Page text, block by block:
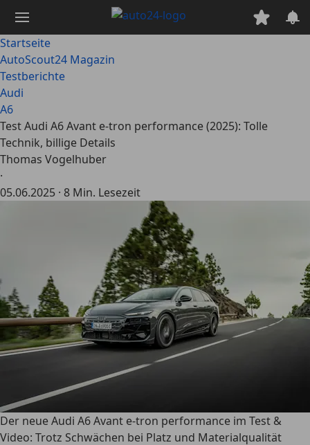
Hauptinhalt
springen
Startseite
AutoScout24 Magazin
Testberichte
Audi
A6
Test Audi A6 Avant e-tron performance (2025): Tolle
Technik, billige Details
Thomas Vogelhuber
·
05.06.2025 · 8 Min. Lesezeit
Der neue Audi A6 Avant e-tron performance im Test &
Video: Trotz Schwächen bei Platz und Materialqualität